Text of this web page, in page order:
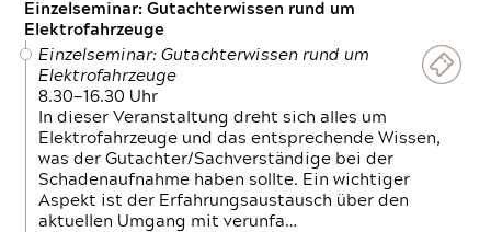
Einzelseminar: Gutachterwissen rund um
Elektrofahrzeuge
Einzelseminar: Gutachterwissen rund um
Elektrofahrzeuge
8.30—16.30 Uhr
In dieser Veranstaltung dreht sich alles um
Elektrofahrzeuge und das entsprechende Wissen,
was der Gutachter/Sachverständige bei der
Schadenaufnahme haben sollte. Ein wichtiger
Aspekt ist der Erfahrungsaustausch über den
aktuellen Umgang mit verunfa…